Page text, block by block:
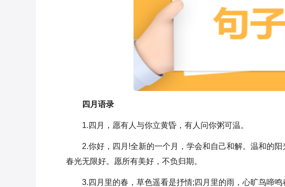
四月语录
1.四月，愿有人与你立黄昏，有人问你粥可温。
2.你好，四月!全新的一个月，学会和自己和解。温和的
春光无限好。愿所有美好，不负归期。
3.四月里的春，草色遥看是抒情;四月里的雨，心旷鸟啼